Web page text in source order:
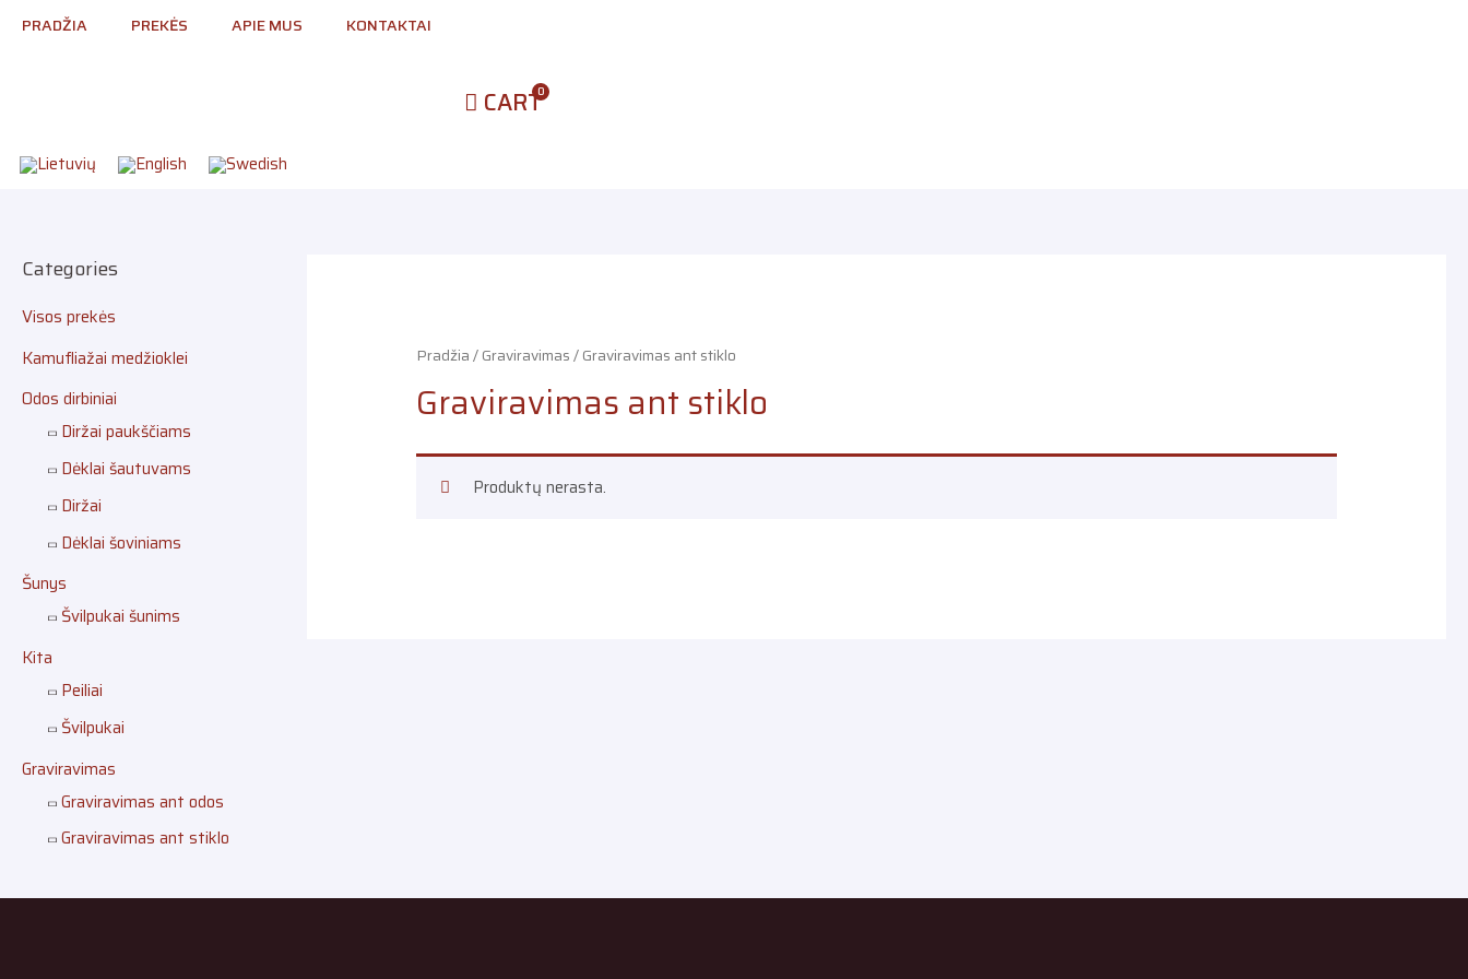
PRADŽIA PREKĖS APIE MUS KONTAKTAI
CART
Categories
Visos prekės
Kamufliažai medžioklei
Odos dirbiniai
Diržai paukščiams
Dėklai šautuvams
Diržai
Dėklai šoviniams
Šunys
Švilpukai šunims
Kita
Peiliai
Švilpukai
Graviravimas
Graviravimas ant odos
Graviravimas ant stiklo
Pradžia/Graviravimas/ Graviravimas ant stiklo
Graviravimas ant stiklo
Produktų nerasta.